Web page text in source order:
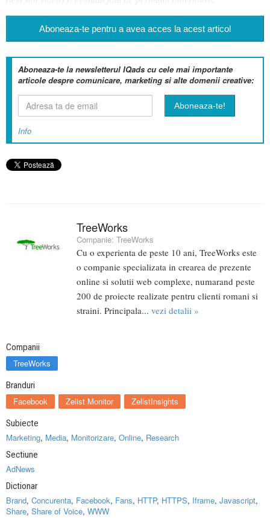
Aboneaza-te pentru a avea acces la acest articol
Aboneaza-te la newsletterul IQads cu cele mai importante
articole despre comunicare, marketing si alte domenii creative:
Info
TreeWorks
Companie: TreeWorks
Cu o experienta de peste 10 ani, TreeWorks este
o companie specializata in crearea de prezente
online si solutii web complexe, numarand peste
200 de proiecte realizate pentru clienti romani si
straini. Principala... vezi detalii »
Companii
TreeWorks
Branduri
Facebook Zelist Monitor ZelistInsights
Subiecte
Marketing, Media, Monitorizare, Online, Research
Sectiune
AdNews
Dictionar
Brand, Concurenta, Facebook, Fans, HTTP, HTTPS, Iframe, Javascript,
Share, Share of Voice, WWW